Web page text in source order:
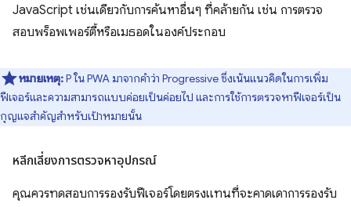
JavaScript เช่นเดียวกับการค้นหาอื่นๆ ที่คล้ายกัน เช่น การตรวจ
สอบพร็อพเพอร์ตี้หรือเมธอดในองค์ประกอบ
หมายเหตุ:P ใน PWA มาจากคำว่า Progressive ซึ่งเน้นแนวคิดในการเพิ่ม
ฟีเจอร์และความสามารถแบบค่อยเป็นค่อยไป และการใช้การตรวจหาฟีเจอร์เป็น
กุญแจสําคัญสําหรับเป้าหมายนั้น
หลีกเลี่ยงการตรวจหาอุปกรณ์
คุณควรทดสอบการรองรับฟีเจอร์โดยตรงแทนที่จะคาดเดาการรองรับ